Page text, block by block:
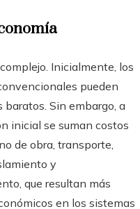
Inicialmente, los
pueden
baratos. Sin embargo, a
inicial se suman costos
de obra, transporte,
y
que resultan más
en los sistemas